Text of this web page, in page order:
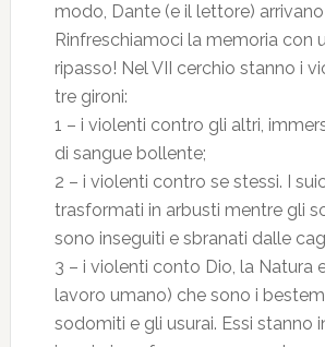
modo, Dante (e il lettore)
Rinfreschiamoci la memoria con
ripasso! Nel VII cerchio stanno i
tre gironi:
1 – i violenti contro gli altri,
di sangue bollente;
2 – i violenti contro se stessi. I
trasformati in arbusti mentre gli
sono inseguiti e sbranati dalle
3 – i violenti conto Dio, la Natura
lavoro umano) che sono i
sodomiti e gli usurai. Essi stanno